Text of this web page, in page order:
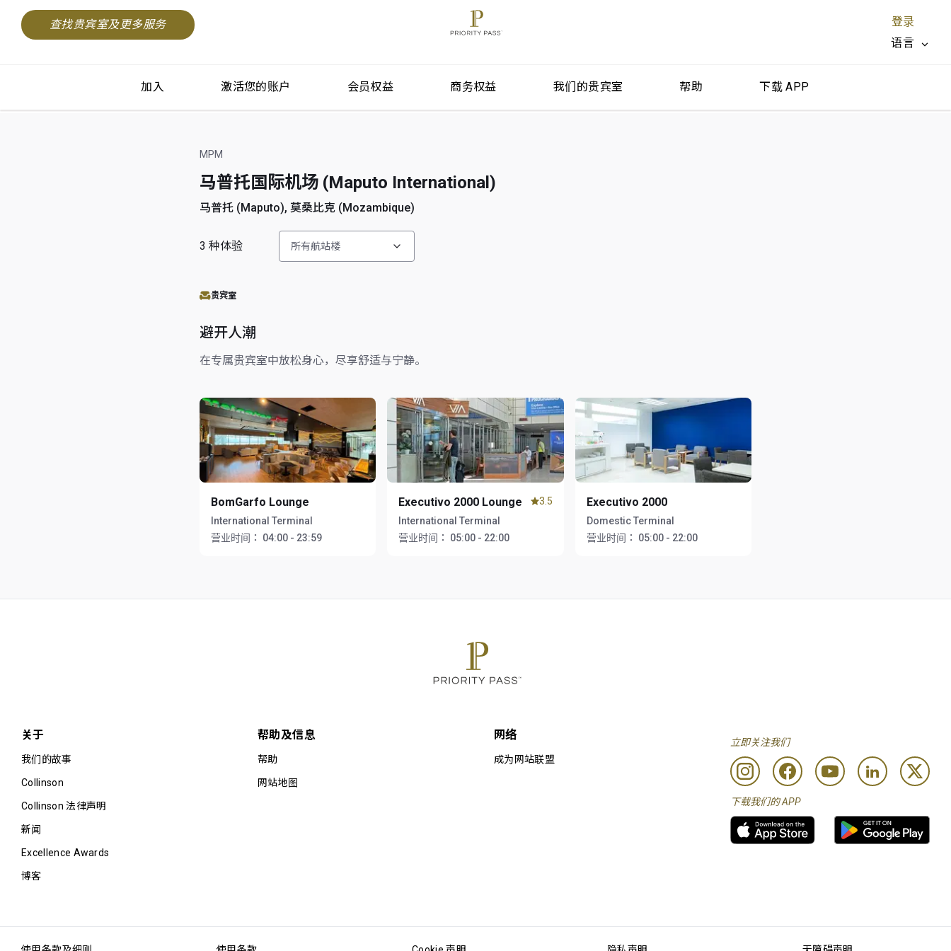
查找贵宾室及更多服务
登录
语言
加入 激活您的账户 会员权益 商务权益 我们的贵宾室 帮助 下载 APP
MPM
马普托国际机场 (Maputo International)
马普托 (Maputo), 莫桑比克 (Mozambique)
3 种体验 所有航站楼
贵宾室
避开人潮
在专属贵宾室中放松身心，尽享舒适与宁静。
BomGarfo Lounge
International Terminal
营业时间：
04:00 - 23:59
Executivo 2000 Lounge
International Terminal
营业时间：
05:00 - 22:00
3.5 Executivo 2000
Domestic Terminal
营业时间：
05:00 - 22:00
关于
我们的故事
Collinson
Collinson 法律声明
新闻
Excellence Awards
博客
帮助及信息
帮助
网站地图
网络
成为网站联盟
立即关注我们
下载我们的 APP